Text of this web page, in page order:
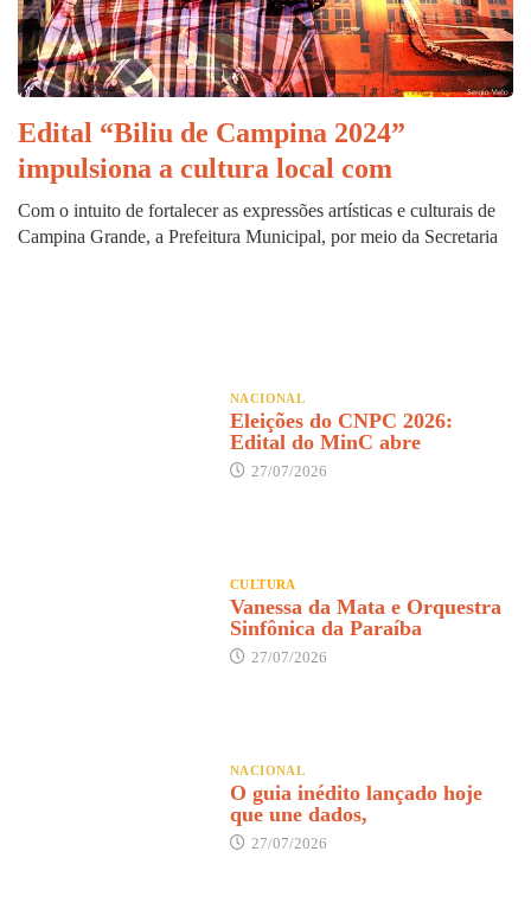
Edital “Biliu de Campina 2024”
impulsiona a cultura local com
Com o intuito de fortalecer as expressões artísticas e culturais de
Campina Grande, a Prefeitura Municipal, por meio da Secretaria
NACIONAL
Eleições do CNPC 2026:
Edital do MinC abre
27/07/2026
CULTURA
Vanessa da Mata e Orquestra
Sinfônica da Paraíba
27/07/2026
NACIONAL
O guia inédito lançado hoje
que une dados,
27/07/2026